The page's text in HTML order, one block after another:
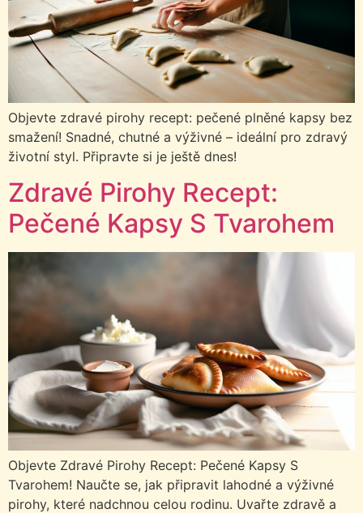
Objevte zdravé pirohy recept: pečené plněné kapsy bez
smažení! Snadné, chutné a výživné – ideální pro zdravý
životní styl. Připravte si je ještě dnes!
Zdravé Pirohy Recept:
Pečené Kapsy S Tvarohem
Objevte Zdravé Pirohy Recept: Pečené Kapsy S
Tvarohem! Naučte se, jak připravit lahodné a výživné
pirohy, které nadchnou celou rodinu. Uvařte zdravě a